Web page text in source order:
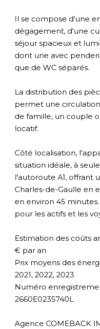
Il se compose d'une
dégagement, d'une
séjour spacieux et
dont une avec
que de WC séparés.
La distribution des
permet une
de famille, un couple
locatif.
Côté localisation,
situation idéale, à
l'autoroute A1, offrant
Charles-de-Gaulle en
en environ 45
pour les actifs et les
Estimation des coûts
€ par an
Prix moyens des
2021, 2022, 2023
Numéro
2660E0235740L
Agence COMEBACK